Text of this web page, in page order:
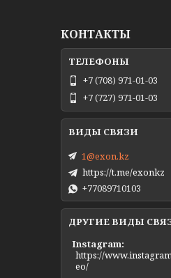
КОНТАКТЫ
+7 (708) 971-01-03
+7 (727) 971-01-03
1@exon.kz
https://t.me/exonkz
+77089710103
ДРУГИЕ ВИДЫ
Instagram
https://
eo/